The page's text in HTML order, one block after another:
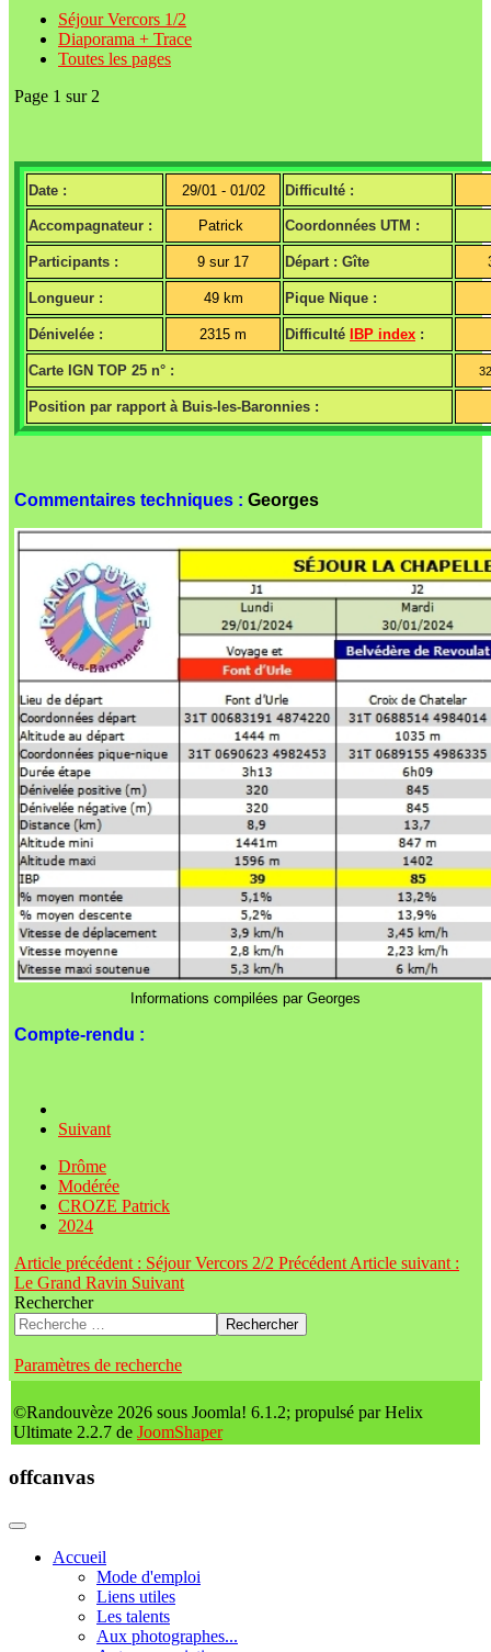
Séjour Vercors 1/2
Diaporama + Trace
Toutes les pages
Page 1 sur 2
Date : 29/01 - 01/02 Difficulté :
Accompagnateur : Patrick Coordonnées UTM :
Participants : 9 sur 17 Départ : Gîte
Longueur : 49 km Pique Nique :
Dénivelée : 2315 m Difficulté IBP index :
Carte IGN TOP 25 n° :
Position par rapport à Buis-les-Baronnies :
Commentaires techniques : Georges
Informations compilées par Georges
Compte-rendu :
Suivant
Drôme
Modérée
CROZE Patrick
2024
Article précédent : Séjour Vercors 2/2 Précédent Article suivant :
Le Grand Ravin Suivant
Rechercher
Rechercher
Paramètres de recherche
©Randouvèze 2026 sous Joomla! 6.1.2; propulsé par Helix
Ultimate 2.2.7 de JoomShaper
offcanvas
Accueil
Mode d'emploi
Liens utiles
Les talents
Aux photographes...